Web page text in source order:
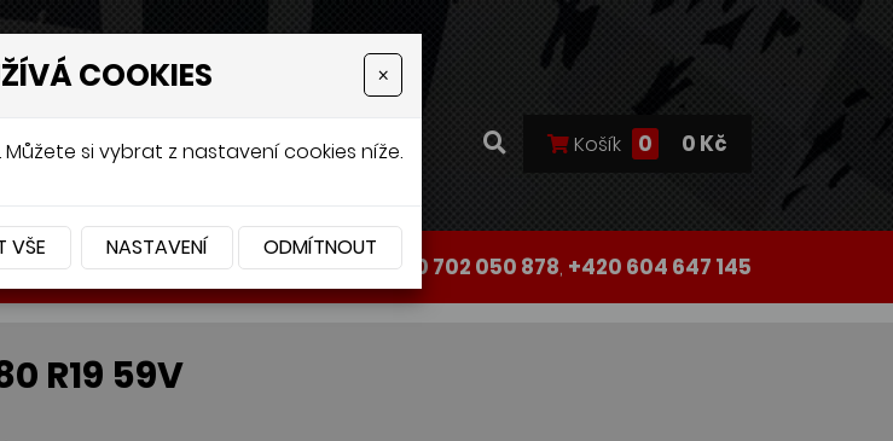
Košík 0 0 Kč
+420 702 050 878, +420 604 647 145
R19 59V
COOKIES ×
si vybrat z nastavení cookies níže.
VŠE NASTAVENÍ ODMÍTNOUT